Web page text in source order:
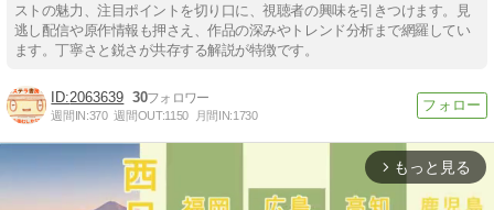
ストの魅力、注目ポイントを切り口に、視聴者の興味を引きつけます。見
逃し配信や原作情報も押さえ、作品の深みやトレンド分析まで網羅してい
ます。丁寧さと鋭さが共存する解説が特徴です。
2063639 30
週間IN:370 週間OUT:1150 月間IN:1730
arrow_forward_ios もっと見る